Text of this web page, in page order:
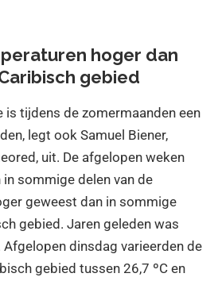
hoger dan
gebied
is tijdens de zomermaanden een
legt ook Samuel Biener,
uit. De afgelopen weken
sommige delen van de
geweest dan in sommige
gebied. Jaren geleden was
Afgelopen dinsdag varieerden de
gebied tussen 26,7 ºC en